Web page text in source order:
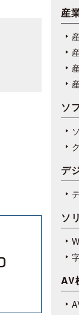
産
ソ
デ
ソ
AV